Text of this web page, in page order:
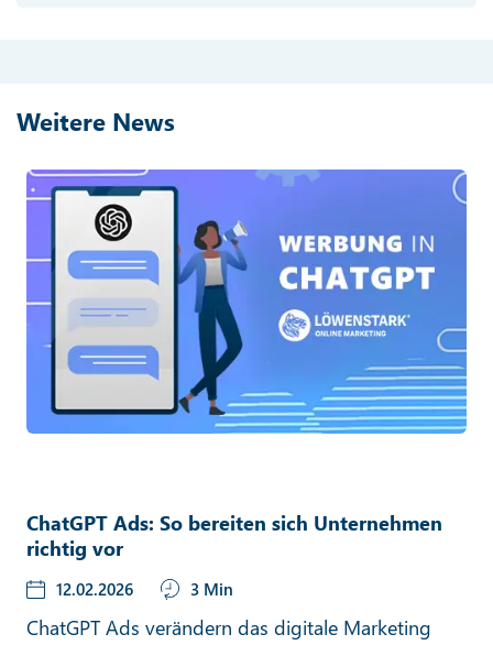
Weitere News
ChatGPT Ads: So bereiten sich Unternehmen
richtig vor
12.02.2026 3 Min
ChatGPT Ads verändern das digitale Marketing